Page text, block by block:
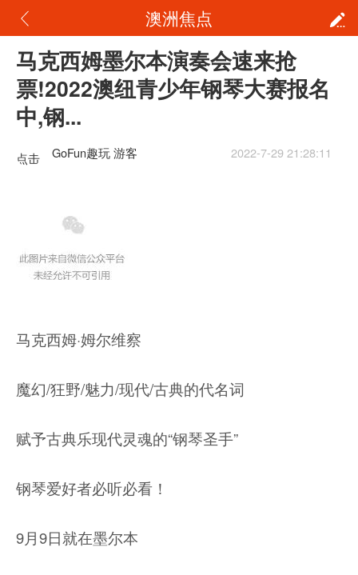
澳洲焦点
马克西姆墨尔本演奏会速来抢
票!2022澳纽青少年钢琴大赛报名
中,钢...
点击
GoFun趣玩 游客 2022-7-29 21:28:11
马克西姆·姆尔维察
魔幻/狂野/魅力/现代/古典的代名词
赋予古典乐现代灵魂的“钢琴圣手”
钢琴爱好者必听必看！
9月9日就在墨尔本